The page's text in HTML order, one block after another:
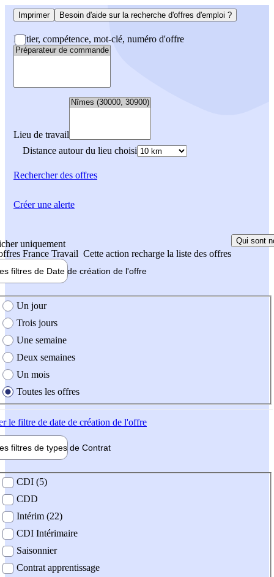
Imprimer Besoin d'aide sur la recherche d'offres d'emploi ?
Métier, compétence, mot-clé, numéro d'offre
Lieu de travail
Distance autour du lieu choisi
Rechercherdes offres
uniquement
France Travail Cette action recharge la liste des offres
Qui sont
filtres de Date de création de l'offre
création de l'offre
Un jour
Trois jours
Une semaine
Deux semaines
Un mois
Toutes les offres
le filtre de date de création de l'offre
filtres de types de Contrat
contrat
CDI (5)
CDD
Intérim (22)
CDI Intérimaire
Saisonnier
Contrat apprentissage
Créer une alerte